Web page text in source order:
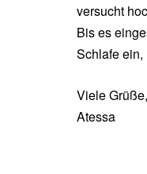
versucht
Bis es
Schlafe
Viele Grüße,
Atessa